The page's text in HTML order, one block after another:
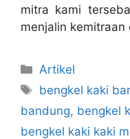
mitra kami
menjalin kemitraan
Artikel
bengkel kaki
bandung, bengkel
bengkel kaki kaki